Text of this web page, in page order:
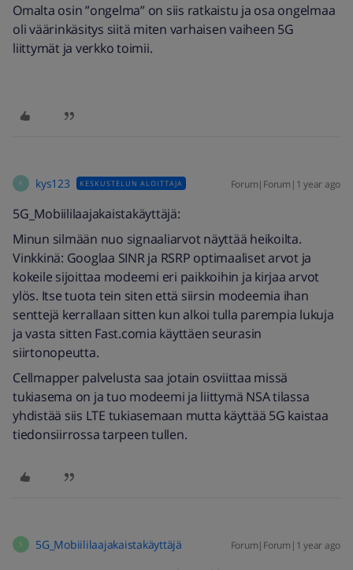
Omalta osin ”ongelma” on siis ratkaistu ja osa ongelmaa
oli väärinkäsitys siitä miten varhaisen vaiheen 5G
liittymät ja verkko toimii.
K kys123 KESKUSTELUN ALOITTAJA Forum|Forum|1 year ago
​​​​​​5G_Mobiililaajakaistakäyttäjä:
Minun silmään nuo signaaliarvot näyttää heikoilta.
Vinkkinä: Googlaa SINR ja RSRP optimaaliset arvot ja
kokeile sijoittaa modeemi eri paikkoihin ja kirjaa arvot
ylös. Itse tuota tein siten että siirsin modeemia ihan
senttejä kerrallaan sitten kun alkoi tulla parempia lukuja
ja vasta sitten Fast.comia käyttäen seurasin
siirtonopeutta.
Cellmapper palvelusta saa jotain osviittaa missä
tukiasema on ja tuo modeemi ja liittymä NSA tilassa
yhdistää siis LTE tukiasemaan mutta käyttää 5G kaistaa
tiedonsiirrossa tarpeen tullen.
5 5G_Mobiililaajakaistakäyttäjä Forum|Forum|1 year ago